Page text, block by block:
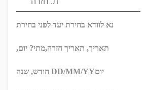
נא לוודא בחירת יעד לפני בחירת
תאריך, תאריך חזרה,מתי? יום,
DD/MM/YYיום